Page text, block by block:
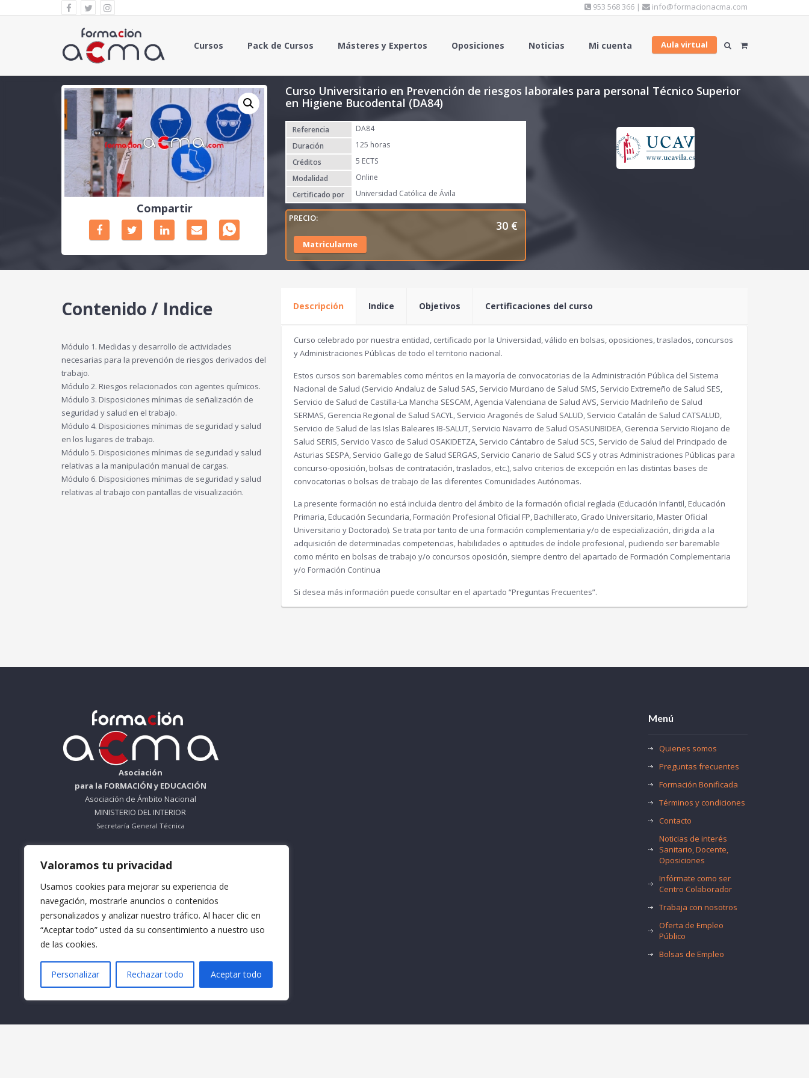
Valoramos tu privacidad
Usamos cookies para mejorar su experiencia de
navegación, mostrarle anuncios o contenidos
personalizados y analizar nuestro tráfico. Al hacer clic en
“Aceptar todo” usted da su consentimiento a nuestro uso
de las cookies.
Personalizar Rechazar todo Aceptar todo
953 568 366 | info@formacionacma.com
Cursos Pack de Cursos Másteres y Expertos Oposiciones Noticias Mi cuenta Aula virtual
Compartir
Curso Universitario en Prevención de riesgos laborales para personal Técnico Superior
en Higiene Bucodental (DA84)
Referencia
DA84
Duración
125 horas
Créditos
5 ECTS
Modalidad
Online
Certificado por
Universidad Católica de Ávila
30 €
Matricularme
Contenido / Indice
Módulo 1. Medidas y desarrollo de actividades
necesarias para la prevención de riesgos derivados del
trabajo.
Módulo 2. Riesgos relacionados con agentes químicos.
Módulo 3. Disposiciones mínimas de señalización de
seguridad y salud en el trabajo.
Módulo 4. Disposiciones mínimas de seguridad y salud
en los lugares de trabajo.
Módulo 5. Disposiciones mínimas de seguridad y salud
relativas a la manipulación manual de cargas.
Módulo 6. Disposiciones mínimas de seguridad y salud
relativas al trabajo con pantallas de visualización.
Descripción Indice Objetivos Certificaciones del curso
Curso celebrado por nuestra entidad, certificado por la Universidad, válido en bolsas, oposiciones, traslados, concursos
y Administraciones Públicas de todo el territorio nacional.
Estos cursos son baremables como méritos en la mayoría de convocatorias de la Administración Pública del Sistema
Nacional de Salud (Servicio Andaluz de Salud SAS, Servicio Murciano de Salud SMS, Servicio Extremeño de Salud SES,
Servicio de Salud de Castilla-La Mancha SESCAM, Agencia Valenciana de Salud AVS, Servicio Madrileño de Salud
SERMAS, Gerencia Regional de Salud SACYL, Servicio Aragonés de Salud SALUD, Servicio Catalán de Salud CATSALUD,
Servicio de Salud de las Islas Baleares IB-SALUT, Servicio Navarro de Salud OSASUNBIDEA, Gerencia Servicio Riojano de
Salud SERIS, Servicio Vasco de Salud OSAKIDETZA, Servicio Cántabro de Salud SCS, Servicio de Salud del Principado de
Asturias SESPA, Servicio Gallego de Salud SERGAS, Servicio Canario de Salud SCS y otras Administraciones Públicas para
concurso-oposición, bolsas de contratación, traslados, etc.), salvo criterios de excepción en las distintas bases de
convocatorias o bolsas de trabajo de las diferentes Comunidades Autónomas.
La presente formación no está incluida dentro del ámbito de la formación oficial reglada (Educación Infantil, Educación
Primaria, Educación Secundaria, Formación Profesional Oficial FP, Bachillerato, Grado Universitario, Master Oficial
Universitario y Doctorado). Se trata por tanto de una formación complementaria y/o de especialización, dirigida a la
adquisición de determinadas competencias, habilidades o aptitudes de índole profesional, pudiendo ser baremable
como mérito en bolsas de trabajo y/o concursos oposición, siempre dentro del apartado de Formación Complementaria
y/o Formación Continua
Si desea más información puede consultar en el apartado “Preguntas Frecuentes”.
Asociación
para la FORMACIÓN y EDUCACIÓN
Asociación de Ámbito Nacional
MINISTERIO DEL INTERIOR
Secretaría General Técnica
Nº Registro 612695
Teléfono: 953 56 83 66
Horario Mañana: De Lunes a Viernes
9:30 a 13:30
16:30 a 18:30
Menú
Quienes somos
Preguntas frecuentes
Formación Bonificada
Términos y condiciones
Contacto
Noticias de interés
Sanitario, Docente,
Oposiciones
Infórmate como ser
Centro Colaborador
Trabaja con nosotros
Oferta de Empleo
Público
Bolsas de Empleo